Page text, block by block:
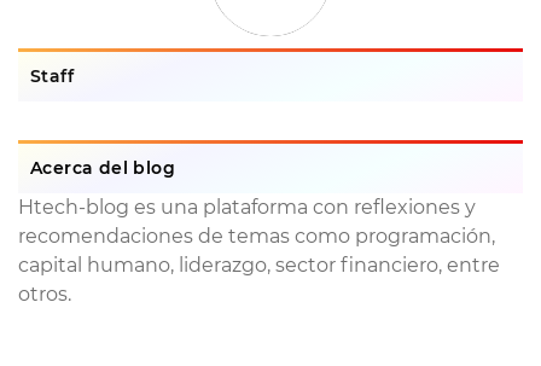
Staff
Acerca del blog
Htech-blog es una plataforma con reflexiones y
recomendaciones de temas como programación,
capital humano, liderazgo, sector financiero, entre
otros.